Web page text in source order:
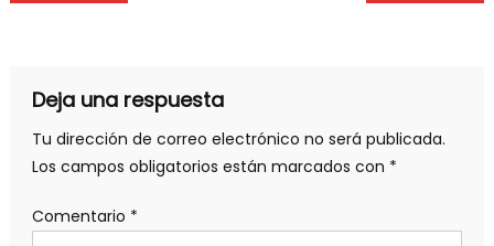
Deja una respuesta
Tu dirección de correo electrónico no será publicada.
Los campos obligatorios están marcados con *
Comentario *